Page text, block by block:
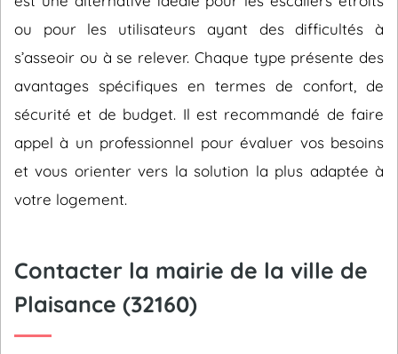
ou pour les utilisateurs ayant des difficultés à
s’asseoir ou à se relever. Chaque type présente des
avantages spécifiques en termes de confort, de
sécurité et de budget. Il est recommandé de faire
appel à un professionnel pour évaluer vos besoins
et vous orienter vers la solution la plus adaptée à
votre logement.
Contacter la mairie de la ville de
Plaisance (32160)